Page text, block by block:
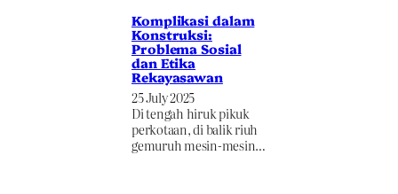
Komplikasi dalam
Konstruksi:
Problema Sosial
dan Etika
Rekayasawan
25 July 2025
Di tengah hiruk pikuk
perkotaan, di balik riuh
gemuruh mesin-mesin…